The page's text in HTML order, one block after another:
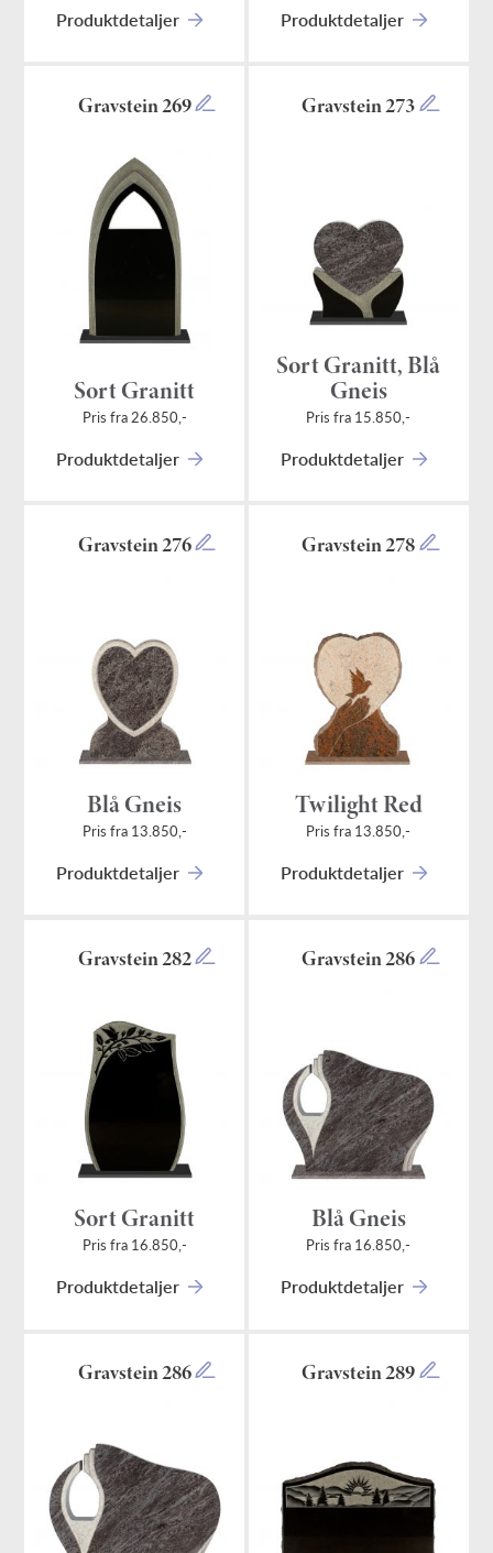
Produktdetaljer Produktdetaljer
Gravstein 269
Sort Granitt
Pris fra 26.850,-
Produktdetaljer
Gravstein 273
Sort Granitt, Blå
Gneis
Pris fra 15.850,-
Produktdetaljer
Gravstein 276
Blå Gneis
Pris fra 13.850,-
Produktdetaljer
Gravstein 278
Twilight Red
Pris fra 13.850,-
Produktdetaljer
Gravstein 282
Sort Granitt
Pris fra 16.850,-
Produktdetaljer
Gravstein 286
Blå Gneis
Pris fra 16.850,-
Produktdetaljer
Gravstein 286 Gravstein 289